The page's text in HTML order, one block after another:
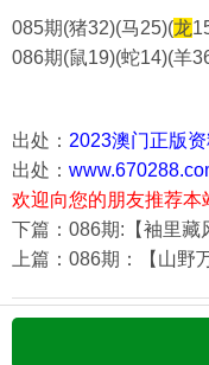
085期(猪32)(马25)(龙
086期(鼠19)(蛇14)(羊
出处： 2023澳门正版
出处：
欢迎向您的朋友推荐本
下篇：086期:【袖里藏
上篇：086期：【山野